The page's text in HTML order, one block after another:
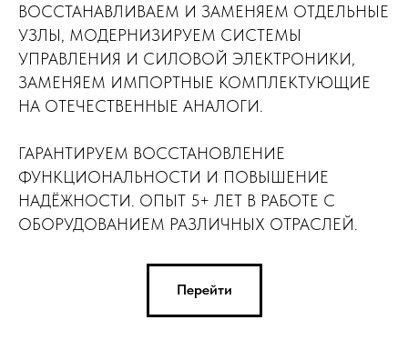
ВОССТАНАВЛИВАЕМ И ЗАМЕНЯЕМ ОТДЕЛЬНЫЕ
УЗЛЫ, МОДЕРНИЗИРУЕМ СИСТЕМЫ
УПРАВЛЕНИЯ И СИЛОВОЙ ЭЛЕКТРОНИКИ,
ЗАМЕНЯЕМ ИМПОРТНЫЕ КОМПЛЕКТУЮЩИЕ
НА ОТЕЧЕСТВЕННЫЕ АНАЛОГИ.
ГАРАНТИРУЕМ ВОССТАНОВЛЕНИЕ
ФУНКЦИОНАЛЬНОСТИ И ПОВЫШЕНИЕ
НАДЁЖНОСТИ. ОПЫТ 5+ ЛЕТ В РАБОТЕ С
ОБОРУДОВАНИЕМ РАЗЛИЧНЫХ ОТРАСЛЕЙ.
Перейти